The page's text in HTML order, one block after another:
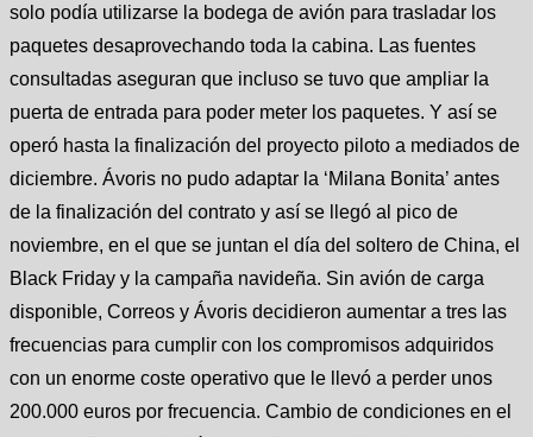
solo podía utilizarse la bodega de avión para trasladar los
paquetes desaprovechando toda la cabina. Las fuentes
consultadas aseguran que incluso se tuvo que ampliar la
puerta de entrada para poder meter los paquetes. Y así se
operó hasta la finalización del proyecto piloto a mediados de
diciembre. Ávoris no pudo adaptar la ‘Milana Bonita’ antes
de la finalización del contrato y así se llegó al pico de
noviembre, en el que se juntan el día del soltero de China, el
Black Friday y la campaña navideña. Sin avión de carga
disponible, Correos y Ávoris decidieron aumentar a tres las
frecuencias para cumplir con los compromisos adquiridos
con un enorme coste operativo que le llevó a perder unos
200.000 euros por frecuencia. Cambio de condiciones en el